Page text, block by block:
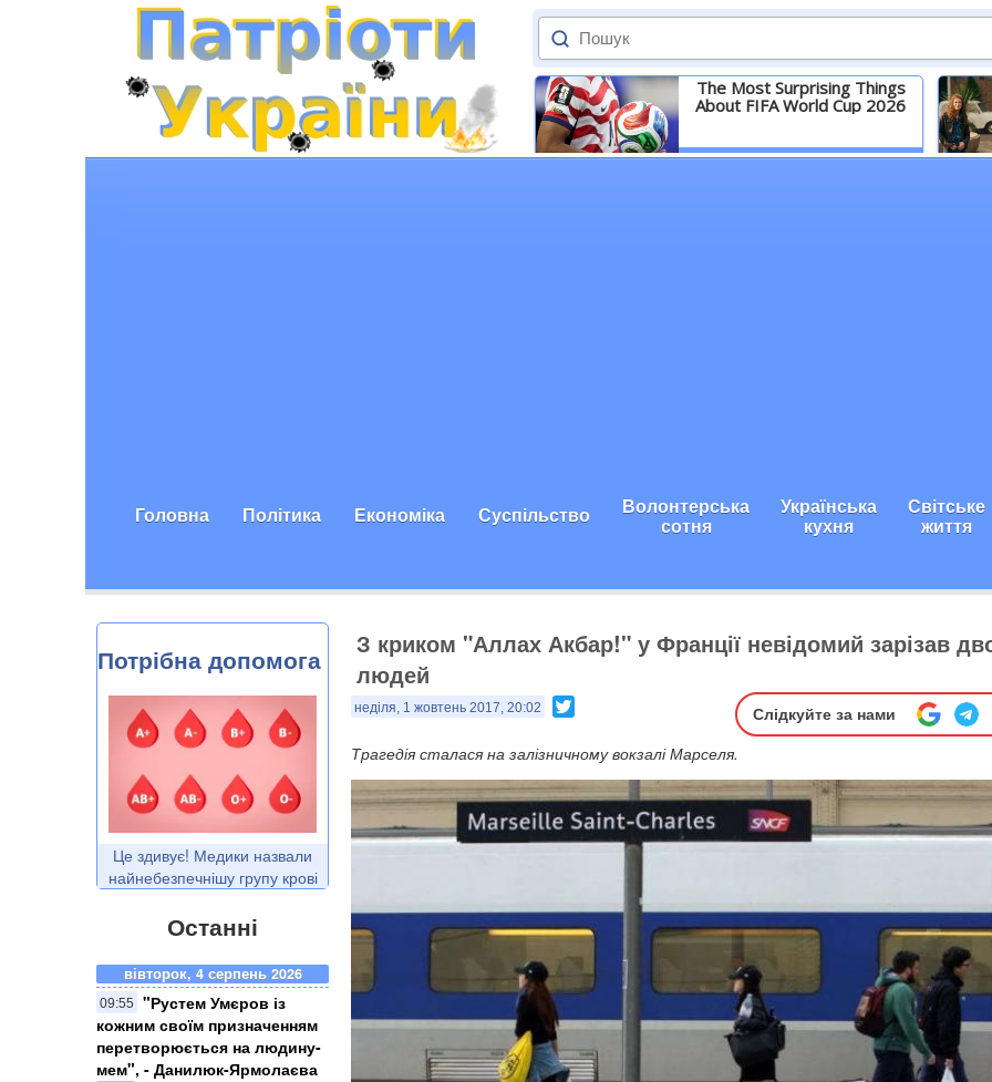
The Most Surprising Things
About FIFA World Cup 2026
Детальніше
Головна Політика Економіка Суспільство Волонтерська
сотня
Українська
кухня
Світське
життя
Потрібна допомога
Це здивує! Медики назвали
найнебезпечнішу групу крові
Останні
вівторок, 4 серпень 2026
09:55
"Рустем Умєров із
кожним своїм призначенням
перетворюється на людину-
мем", - Данилюк-Ярмолаєва
З криком "Аллах Акбар!" у Франції невідомий зарізав
людей
неділя, 1 жовтень 2017, 20:02 Слідкуйте за нами
Трагедія сталася на залізничному вокзалі Марселя.